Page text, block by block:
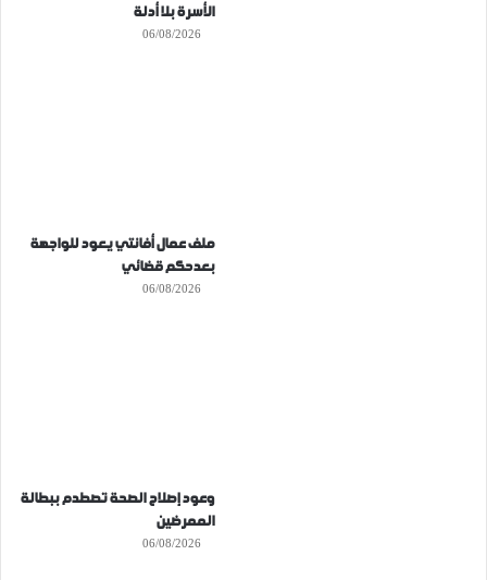
الأسرة بلا أدلة
06/08/2026
ملف عمال أفانتي يعود للواجهة
بعدحكم قضائي
06/08/2026
وعود إصلاح الصحة تصطدم ببطالة
الممرضين
06/08/2026